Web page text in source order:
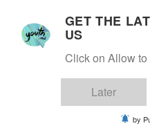
GET THE
US
Click on Allow
Later
by